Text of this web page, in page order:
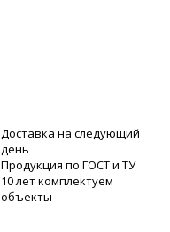
Доставка на следующий
день
Продукция по ГОСТ и ТУ
10 лет комплектуем
объекты